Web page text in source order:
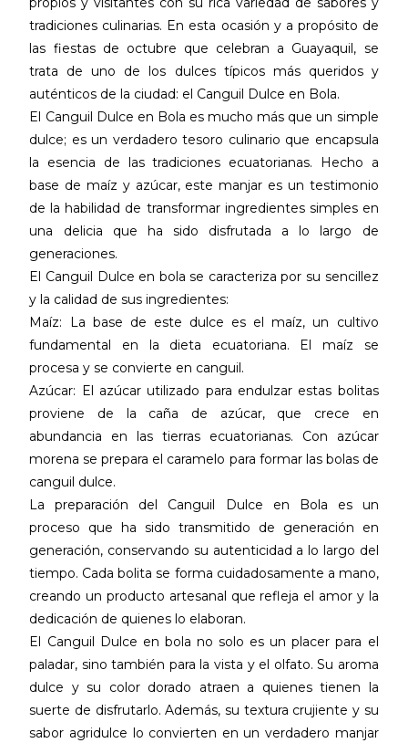
tradiciones culinarias. En esta ocasión y a propósito de
las fiestas de octubre que celebran a Guayaquil, se
trata de uno de los dulces típicos más queridos y
auténticos de la ciudad: el Canguil Dulce en Bola.
El Canguil Dulce en Bola es mucho más que un simple
dulce; es un verdadero tesoro culinario que encapsula
la esencia de las tradiciones ecuatorianas. Hecho a
base de maíz y azúcar, este manjar es un testimonio
de la habilidad de transformar ingredientes simples en
una delicia que ha sido disfrutada a lo largo de
generaciones.
El Canguil Dulce en bola se caracteriza por su sencillez
y la calidad de sus ingredientes:
Maíz: La base de este dulce es el maíz, un cultivo
fundamental en la dieta ecuatoriana. El maíz se
procesa y se convierte en canguil.
Azúcar: El azúcar utilizado para endulzar estas bolitas
proviene de la caña de azúcar, que crece en
abundancia en las tierras ecuatorianas. Con azúcar
morena se prepara el caramelo para formar las bolas de
canguil dulce.
La preparación del Canguil Dulce en Bola es un
proceso que ha sido transmitido de generación en
generación, conservando su autenticidad a lo largo del
tiempo. Cada bolita se forma cuidadosamente a mano,
creando un producto artesanal que refleja el amor y la
dedicación de quienes lo elaboran.
El Canguil Dulce en bola no solo es un placer para el
paladar, sino también para la vista y el olfato. Su aroma
dulce y su color dorado atraen a quienes tienen la
suerte de disfrutarlo. Además, su textura crujiente y su
sabor agridulce lo convierten en un verdadero manjar